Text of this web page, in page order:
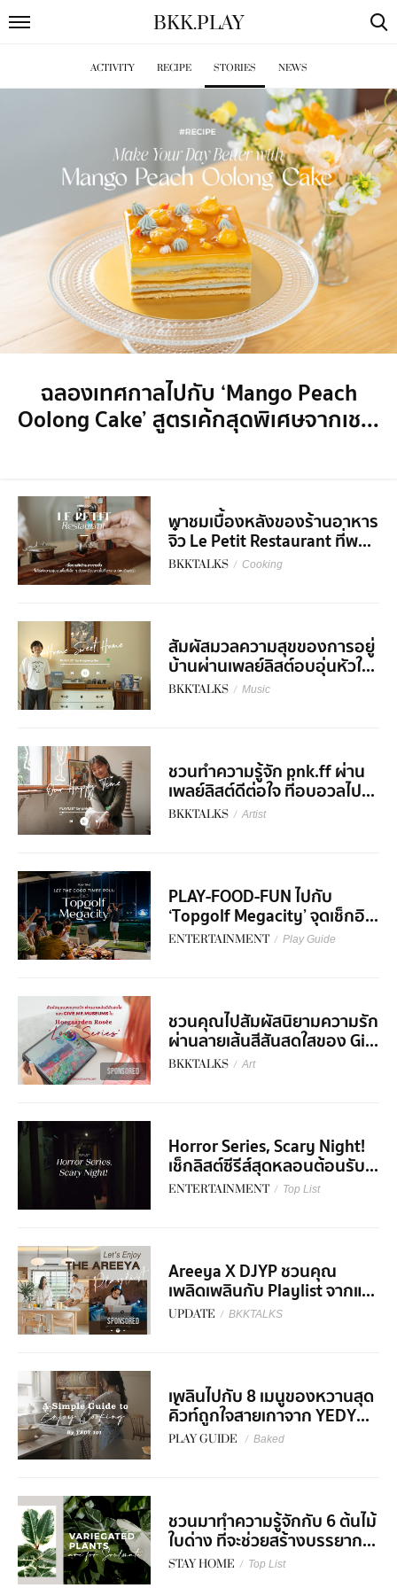
BKK.PLAY
ACTIVITY RECIPE STORIES NEWS
ฉลองเทศกาลไปกับ ‘Mango Peach
Oolong Cake’ สูตรเค้กสุดพิเศษจากเช...
พาชมเบื้องหลังของร้านอาหาร
จิ๋ว Le Petit Restaurant ที่พ...
BKKTALKS / Cooking
สัมผัสมวลความสุขของการอยู่
บ้านผ่านเพลย์ลิสต์อบอุ่นหัวใ...
BKKTALKS / Music
ชวนทำความรู้จัก pnk.ff ผ่าน
เพลย์ลิสต์ดีต่อใจ ที่อบอวลไป...
BKKTALKS / Artist
PLAY-FOOD-FUN ไปกับ
‘Topgolf Megacity’ จุดเช็กอิ...
ENTERTAINMENT / Play Guide
SPONSORED
ชวนคุณไปสัมผัสนิยามความรัก
ผ่านลายเส้นสีสันสดใสของ Gi...
BKKTALKS / Art
Horror Series, Scary Night!
เช็กลิสต์ซีรีส์สุดหลอนต้อนรับ...
ENTERTAINMENT / Top List
SPONSORED
Areeya X DJYP ชวนคุณ
เพลิดเพลินกับ Playlist จากแ...
UPDATE / BKKTALKS
เพลินไปกับ 8 เมนูของหวานสุด
คิ้วท์ถูกใจสายเกาจาก YEDY...
PLAY GUIDE / Baked
ชวนมาทำความรู้จักกับ 6 ต้นไม้
ใบด่าง ที่จะช่วยสร้างบรรยาก...
STAY HOME / Top List